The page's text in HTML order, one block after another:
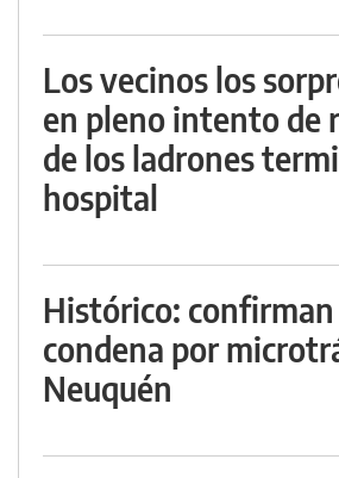
Los vecinos los
en pleno intento de
de los ladrones
hospital
Histórico:
condena por
Neuquén